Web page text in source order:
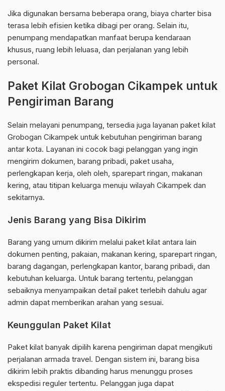
Jika digunakan bersama beberapa orang, biaya charter bisa
terasa lebih efisien ketika dibagi per orang. Selain itu,
penumpang mendapatkan manfaat berupa kendaraan
khusus, ruang lebih leluasa, dan perjalanan yang lebih
personal.
Paket Kilat Grobogan Cikampek untuk
Pengiriman Barang
Selain melayani penumpang, tersedia juga layanan paket kilat
Grobogan Cikampek untuk kebutuhan pengiriman barang
antar kota. Layanan ini cocok bagi pelanggan yang ingin
mengirim dokumen, barang pribadi, paket usaha,
perlengkapan kerja, oleh oleh, sparepart ringan, makanan
kering, atau titipan keluarga menuju wilayah Cikampek dan
sekitarnya.
Jenis Barang yang Bisa Dikirim
Barang yang umum dikirim melalui paket kilat antara lain
dokumen penting, pakaian, makanan kering, sparepart ringan,
barang dagangan, perlengkapan kantor, barang pribadi, dan
kebutuhan keluarga. Untuk barang tertentu, pelanggan
sebaiknya menyampaikan detail paket terlebih dahulu agar
admin dapat memberikan arahan yang sesuai.
Keunggulan Paket Kilat
Paket kilat banyak dipilih karena pengiriman dapat mengikuti
perjalanan armada travel. Dengan sistem ini, barang bisa
dikirim lebih praktis dibanding harus menunggu proses
ekspedisi reguler tertentu. Pelanggan juga dapat